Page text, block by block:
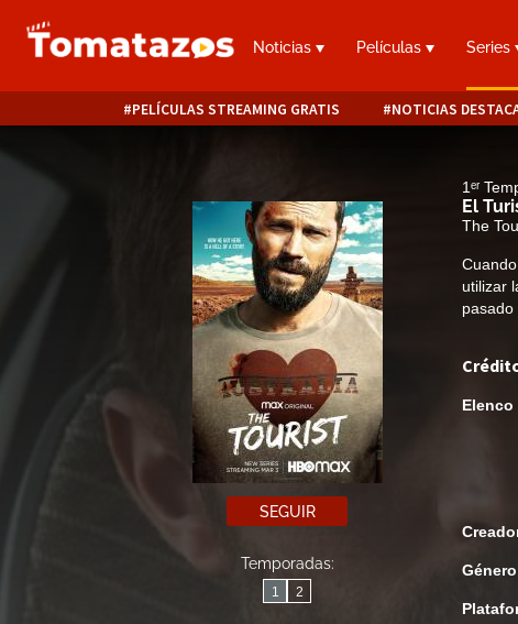
Noticias Películas Series
PELÍCULAS STREAMING GRATIS NOTICIAS
SEGUIR
Temporadas:
1 2
1ᵉʳ
El
The
utilizar
pasado
Elenco
Género